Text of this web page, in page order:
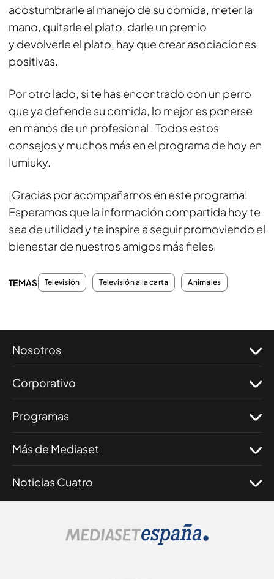
acostumbrarle al manejo de su comida, meter la
mano, quitarle el plato, darle un premio
y devolverle el plato, hay que crear asociaciones
positivas.
Por otro lado, si te has encontrado con un perro
que ya defiende su comida, lo mejor es ponerse
en manos de un profesional . Todos estos
consejos y muchos más en el programa de hoy en
Iumiuky.
¡Gracias por acompañarnos en este programa!
Esperamos que la información compartida hoy te
sea de utilidad y te inspire a seguir promoviendo el
bienestar de nuestros amigos más fieles.
TEMAS Televisión Televisión a la carta Animales
Nosotros
Corporativo
Programas
Más de Mediaset
Noticias Cuatro